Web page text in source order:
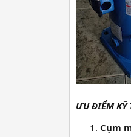
ƯU ĐIỂM KỸ
Cụm